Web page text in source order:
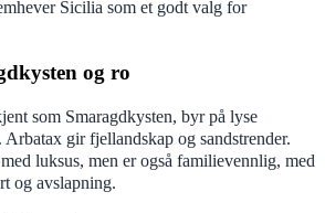
Sicilia som et godt valg for
og ro
som Smaragdkysten, byr på lyse
gir fjellandskap og sandstrender.
luksus, men er også familievennlig, med
og avslapning.